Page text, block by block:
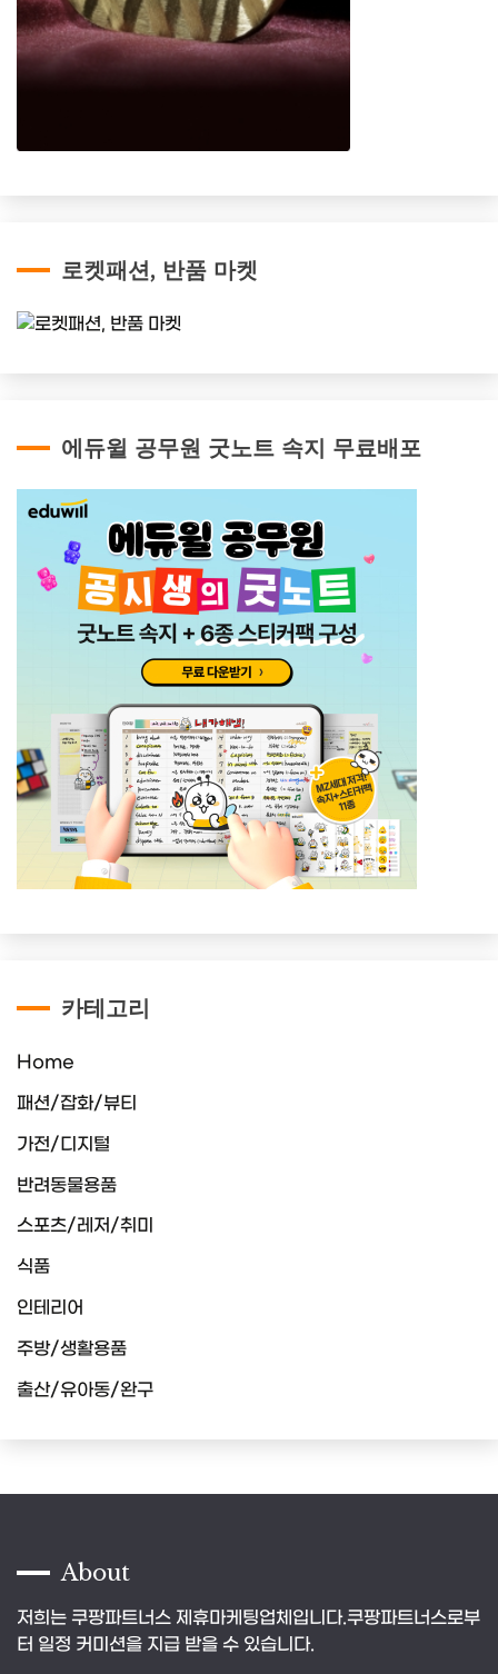
로켓패션, 반품 마켓
에듀윌 공무원 굿노트 속지 무료배포
카테고리
Home
패션/잡화/뷰티
가전/디지털
반려동물용품
스포츠/레저/취미
식품
인테리어
주방/생활용품
출산/유아동/완구
About
저희는 쿠팡파트너스 제휴마케팅업체입니다.쿠팡파트너스로부
터 일정 커미션을 지급 받을 수 있습니다.